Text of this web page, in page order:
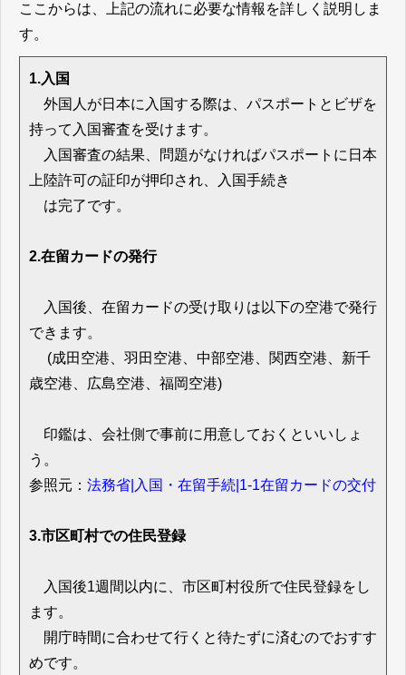
ここからは、上記の流れに必要な情報を詳しく説明しま
す。
1.入国
外国人が日本に入国する際は、パスポートとビザを
持って入国審査を受けます。
入国審査の結果、問題がなければパスポートに日本
上陸許可の証印が押印され、入国手続き
は完了です。
2.在留カードの発行
入国後、在留カードの受け取りは以下の空港で発行
できます。
(成田空港、羽田空港、中部空港、関西空港、新千
歳空港、広島空港、福岡空港)
印鑑は、会社側で事前に用意しておくといいしょ
う。
参照元： 法務省|入国・在留手続|1-1在留カードの交付
3.市区町村での住民登録
入国後1週間以内に、市区町村役所で住民登録をし
ます。
開庁時間に合わせて行くと待たずに済むのでおすす
めです。